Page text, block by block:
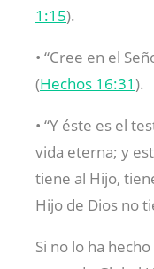
1:15).
• “Cree en el
(Hechos 16:31).
• “Y éste es el
vida eterna; y
tiene al Hijo,
Hijo de Dios no
Si no lo ha